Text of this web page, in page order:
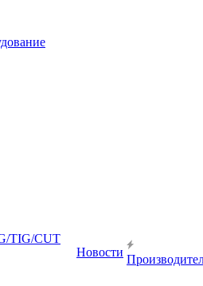
TIG/CUT
Новости